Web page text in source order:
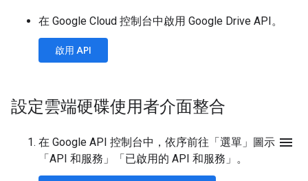
在 Google Cloud 控制台中啟用 Google Drive API。
啟用 API
設定雲端硬碟使用者介面整合
在 Google API 控制台中，依序前往「選單」圖示 menu
「API 和服務」 「已啟用的 API 和服務」 。